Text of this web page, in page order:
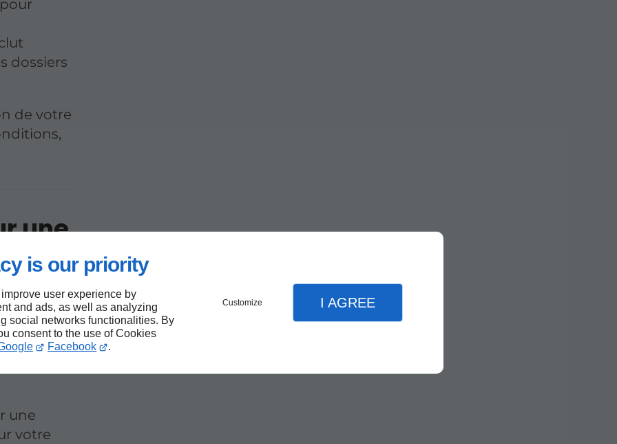
is our priority
user experience by
and ads, as well as analyzing
social networks functionalities. By
consent to the use of Cookies
Facebook .
Customize I AGREE
dossiers
de votre
une
à
de
une
votre